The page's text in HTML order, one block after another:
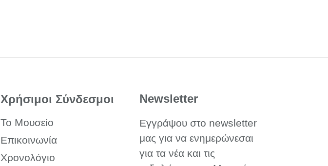
Χρήσιμοι Σύνδεσμοι
Το Μουσείο
Επικοινωνία
Χρονολόγιο
Newsletter
Εγγράψου στο newsletter
μας για να ενημερώνεσαι
για τα νέα και τις